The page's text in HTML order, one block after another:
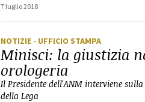
7 luglio 2018
NOTIZIE - UFFICIO STAMPA
Minisci: la giustizia
orologeria
Il Presidente dell'ANM interviene
della Lega